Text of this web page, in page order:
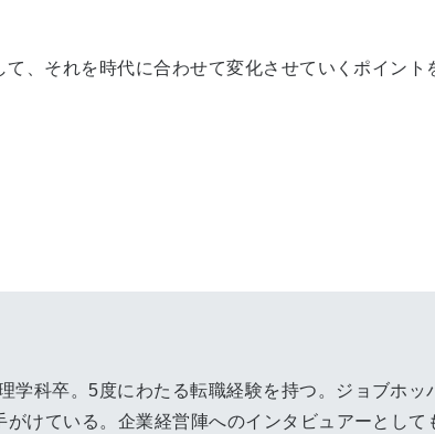
、それを時代に合わせて変化させていくポイント
科卒。5度にわたる転職経験を持つ。ジョブホッ
けている。企業経営陣へのインタビュアーとし